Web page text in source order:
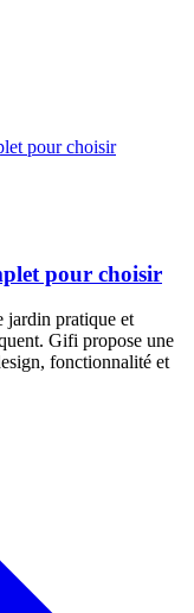
pour choisir
jardin pratique et
Gifi propose une
fonctionnalité et